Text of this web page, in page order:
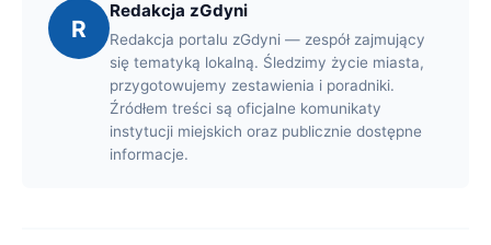
R
Redakcja zGdyni
Redakcja portalu zGdyni — zespół zajmujący
się tematyką lokalną. Śledzimy życie miasta,
przygotowujemy zestawienia i poradniki.
Źródłem treści są oficjalne komunikaty
instytucji miejskich oraz publicznie dostępne
informacje.